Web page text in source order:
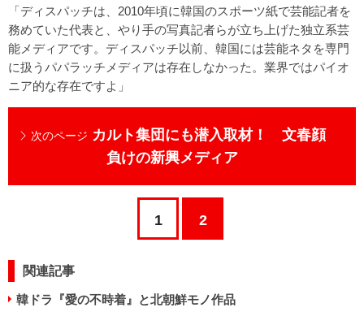
「ディスパッチは、2010年頃に韓国のスポーツ紙で芸能記者を
務めていた代表と、やり手の写真記者らが立ち上げた独立系芸
能メディアです。ディスパッチ以前、韓国には芸能ネタを専門
に扱うパパラッチメディアは存在しなかった。業界ではパイオ
ニア的な存在ですよ」
次のページ カルト集団にも潜入取材！ 文春顔
負けの新興メディア
1 2
関連記事
韓ドラ『愛の不時着』と北朝鮮モノ作品